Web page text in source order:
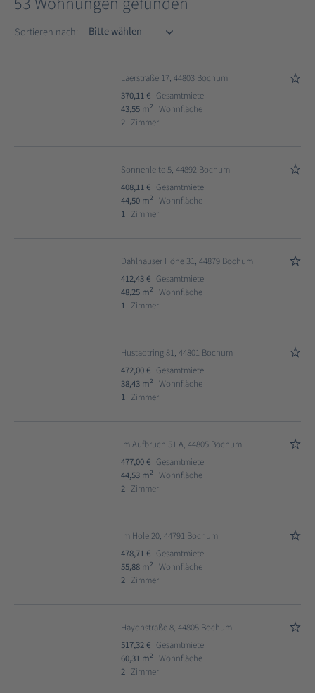
Sortieren nach:
Laerstraße 17, 44803 Bochum
370,11 € Gesamtmiete
43,55 m2
Wohnfläche
2 Zimmer
Sonnenleite 5, 44892 Bochum
408,11 € Gesamtmiete
44,50 m2
Wohnfläche
1 Zimmer
Dahlhauser Höhe 31, 44879 Bochum
412,43 € Gesamtmiete
48,25 m2
Wohnfläche
1 Zimmer
Hustadtring 81, 44801 Bochum
472,00 € Gesamtmiete
38,43 m2
Wohnfläche
1 Zimmer
Im Aufbruch 51 A, 44805 Bochum
477,00 € Gesamtmiete
44,53 m2
Wohnfläche
2 Zimmer
Im Hole 20, 44791 Bochum
478,71 € Gesamtmiete
55,88 m2
Wohnfläche
2 Zimmer
Haydnstraße 8, 44805 Bochum
517,32 € Gesamtmiete
60,31 m2
Wohnfläche
2 Zimmer